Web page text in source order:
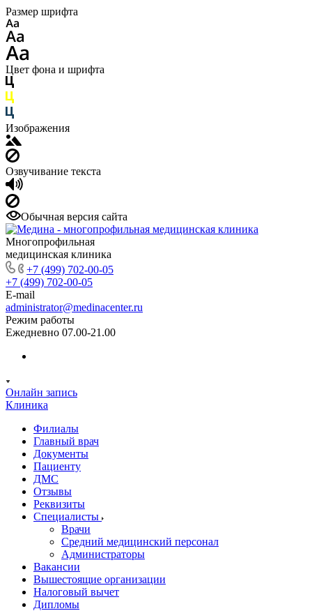
Размер шрифта
Цвет фона и шрифта
Изображения
Озвучивание текста
Обычная версия сайта
Многопрофильная
медицинская клиника
+7 (499) 702-00-05
+7 (499) 702-00-05
E-mail
administrator@medinacenter.ru
Режим работы
Ежедневно 07.00-21.00
Онлайн запись
Клиника
Филиалы
Главный врач
Документы
Пациенту
ДМС
Отзывы
Реквизиты
Специалисты
Врачи
Средний медицинский персонал
Администраторы
Вакансии
Вышестоящие организации
Налоговый вычет
Дипломы